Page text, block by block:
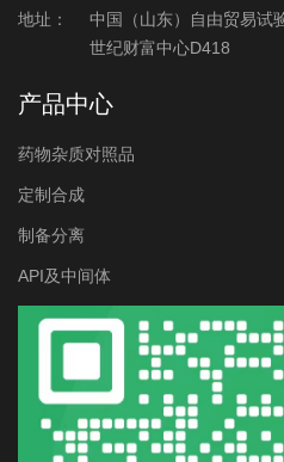
地址：
中国（山东）自由贸易试
世纪财富中心D418
产品中心
药物杂质对照品
定制合成
制备分离
API及中间体